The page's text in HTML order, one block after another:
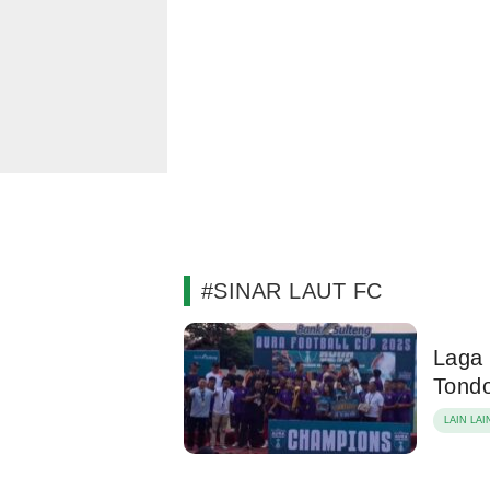
#SINAR LAUT FC
Laga
LAIN LAIN